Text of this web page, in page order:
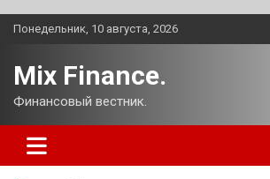
Перейти
Понедельник, 10 августа, 2026
Mix Finance.
Финансовый вестник.